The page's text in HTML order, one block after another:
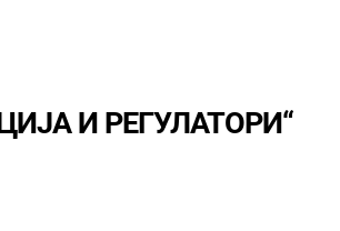
И РЕГУЛАТОРИ“